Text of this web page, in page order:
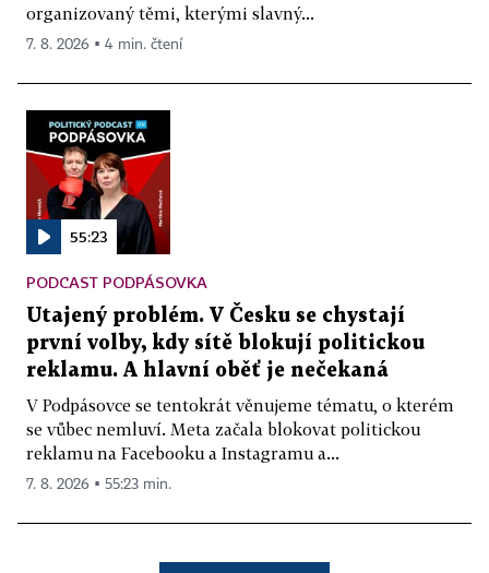
organizovaný těmi, kterými slavný...
7. 8. 2026 ▪ 4 min. čtení
55:23
PODCAST PODPÁSOVKA
Utajený problém. V Česku se chystají
první volby, kdy sítě blokují politickou
reklamu. A hlavní oběť je nečekaná
V Podpásovce se tentokrát věnujeme tématu, o kterém
se vůbec nemluví. Meta začala blokovat politickou
reklamu na Facebooku a Instagramu a...
7. 8. 2026 ▪ 55:23 min.